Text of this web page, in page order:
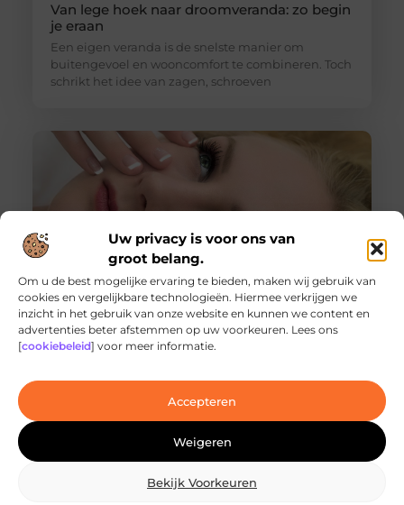
Uw privacy is voor ons van
groot belang.
Om u de best mogelijke ervaring te bieden, maken wij gebruik van
cookies en vergelijkbare technologieën. Hiermee verkrijgen we
inzicht in het gebruik van onze website en kunnen we content en
advertenties beter afstemmen op uw voorkeuren. Lees ons
[cookiebeleid] voor meer informatie.
Accepteren
Weigeren
Bekijk Voorkeuren
Van lege hoek naar droomveranda: zo begin
je eraan
Een eigen veranda is de snelste manier om
buitengevoel en wooncomfort te combineren. Toch
schrikt het idee van zagen, schroeven
Ontdek de innovatieve behandelingen in
jouw stad
laserbehandelingen in Den Haag? Dan ben je hier